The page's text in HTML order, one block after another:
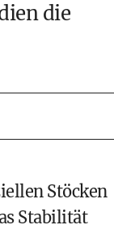
die
Stöcken
Stabilität